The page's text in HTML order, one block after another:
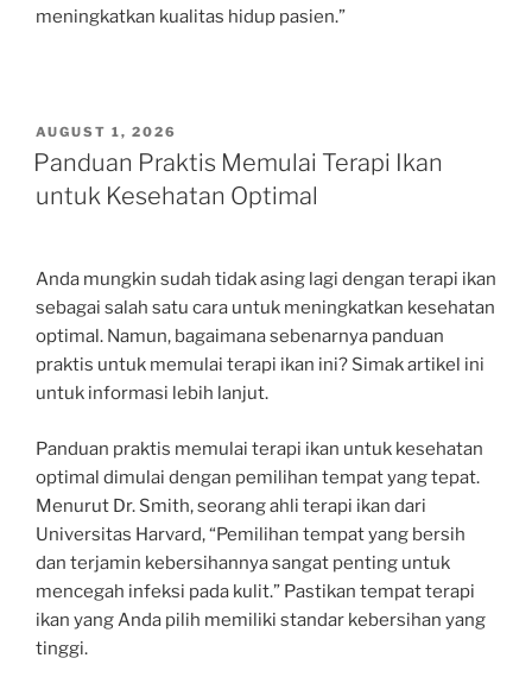
meningkatkan kualitas hidup pasien.”
POSTED
ON
AUGUST 1, 2026
Panduan Praktis Memulai Terapi Ikan
untuk Kesehatan Optimal
Anda mungkin sudah tidak asing lagi dengan terapi ikan
sebagai salah satu cara untuk meningkatkan kesehatan
optimal. Namun, bagaimana sebenarnya panduan
praktis untuk memulai terapi ikan ini? Simak artikel ini
untuk informasi lebih lanjut.
Panduan praktis memulai terapi ikan untuk kesehatan
optimal dimulai dengan pemilihan tempat yang tepat.
Menurut Dr. Smith, seorang ahli terapi ikan dari
Universitas Harvard, “Pemilihan tempat yang bersih
dan terjamin kebersihannya sangat penting untuk
mencegah infeksi pada kulit.” Pastikan tempat terapi
ikan yang Anda pilih memiliki standar kebersihan yang
tinggi.